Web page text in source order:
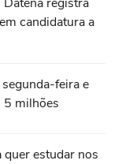
candidatura a
feira e
5 milhões
estudar nos